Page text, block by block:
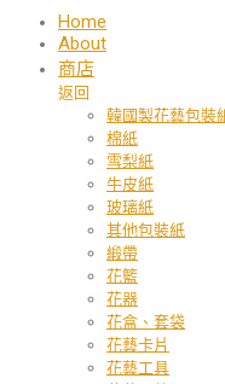
Home
About
商店
返回
韓國製花藝包裝
棉紙
雪梨紙
牛皮紙
玻璃紙
其他包裝紙
緞帶
花籃
花器
花盒、套袋
花藝卡片
花藝工具